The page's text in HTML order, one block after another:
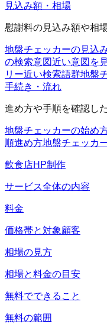
見込み額・相場
慰謝料の見込み額や相
地盤チェッカーの見込
の検索意図近い意図を
リー近い検索語群地盤
手続き・流れ
進め方や手順を確認し
地盤チェッカーの始め
順進め方地盤チェッカ
飲食店HP制作
サービス全体の内容
料金
価格帯と対象顧客
相場の見方
相場と料金の目安
無料でできること
無料の範囲